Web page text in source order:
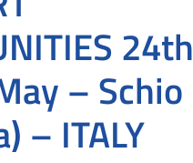
24th
– Schio
– ITALY